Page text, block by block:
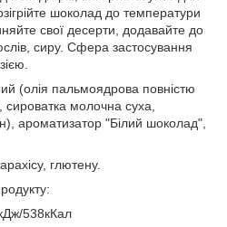
шоколад до температури
свої десерти, додавайте до
сиру. Сфера застосування
(олія пальмоядрова повністю
сироватка молочна суха,
ароматизатор "Білий шоколад",
глютену.
538кКал